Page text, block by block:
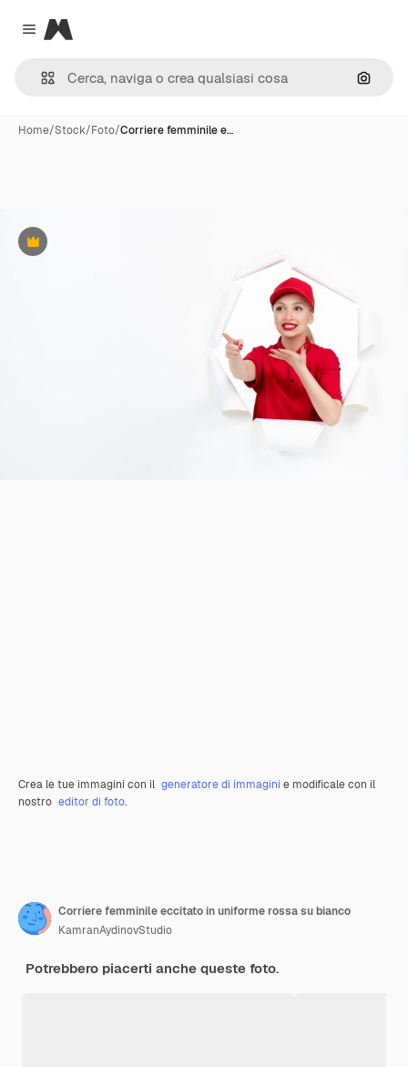
Close menu
Magnific
Cerca
Home/Stock/Foto/Corriere femminile e…
Premium
Crea le tue immagini con il generatore di immagini e modificale con il
nostro editor di foto.
Corriere femminile eccitato in uniforme rossa su bianco
KamranAydinovStudio
Potrebbero piacerti anche queste foto.